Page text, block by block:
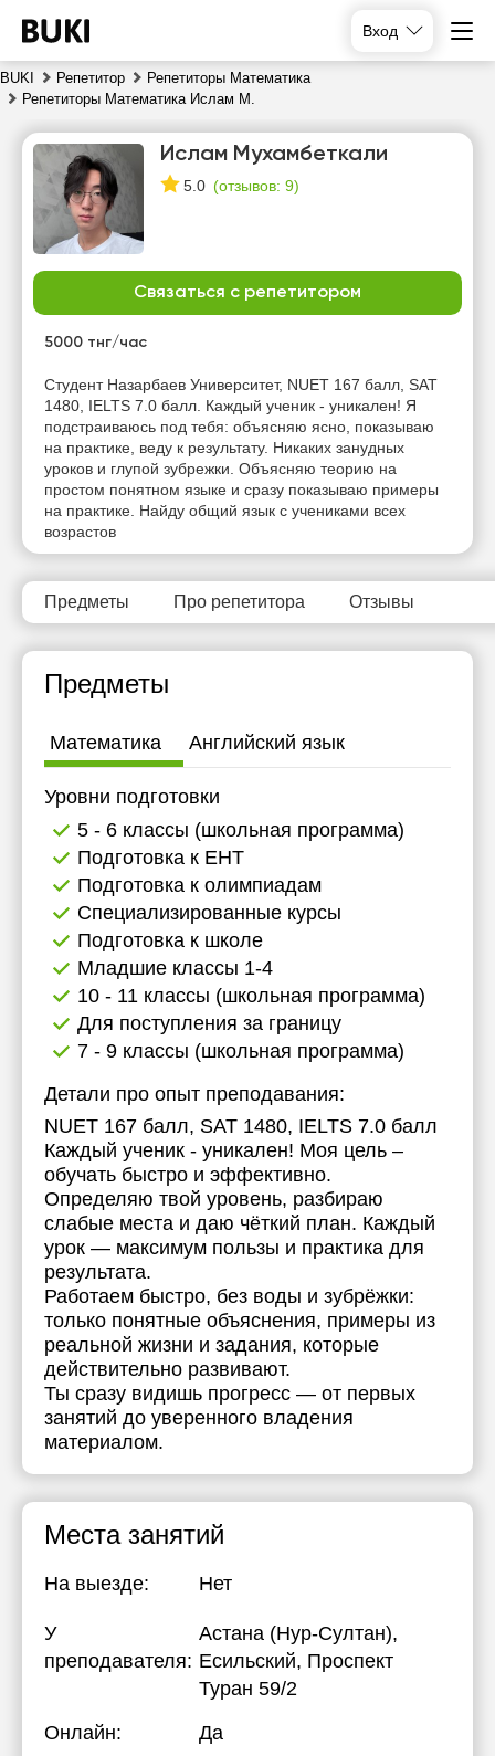
Вход
BUKI Репетитор
Репетиторы Математика
Репетиторы Математика Ислам М.
Ислам Мухамбеткали
5.0 (отзывов: 9)
Связаться с репетитором
5000 тнг/час
Cтудент Назарбаев Университет, NUET 167 балл, SAT
1480, IELTS 7.0 балл. Каждый ученик - уникален! Я
подстраиваюсь под тебя: объясняю ясно, показываю
на практике, веду к результату. Никаких занудных
уроков и глупой зубрежки. Объясняю теорию на
простом понятном языке и сразу показываю примеры
на практике. Найду общий язык с учениками всех
возрастов
Предметы Про репетитора Отзывы
Предметы
Математика Английский язык
Уровни подготовки
5 - 6 классы (школьная программа)
Подготовка к ЕНТ
Подготовка к олимпиадам
Специализированные курсы
Подготовка к школе
Младшие классы 1-4
10 - 11 классы (школьная программа)
Для поступления за границу
7 - 9 классы (школьная программа)
Детали про опыт преподавания:
NUET 167 балл, SAT 1480, IELTS 7.0 балл
Каждый ученик - уникален! Моя цель –
обучать быстро и эффективно.
Определяю твой уровень, разбираю
слабые места и даю чёткий план. Каждый
урок — максимум пользы и практика для
результата.
Работаем быстро, без воды и зубрёжки:
только понятные объяснения, примеры из
реальной жизни и задания, которые
действительно развивают.
Ты сразу видишь прогресс — от первых
занятий до уверенного владения
материалом.
Места занятий
На выезде: Нет
У
преподавателя:
Астана (Нур-Султан),
Есильский, Проспект
Туран 59/2
Онлайн:
Да
вс
пн
Нет
свободных
часов
10:00
10:30
11:00
11:30
12:00
12:30
13:30
14:30
15:00
15:30
16:00
16:30
17:00
17:30
18:00
18:30
19:00
19:30
20:00
21:00
Нет
свободных
часов
Нет
свободных
часов